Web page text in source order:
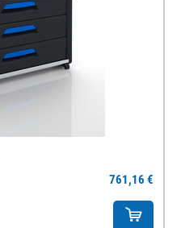
761,16 €